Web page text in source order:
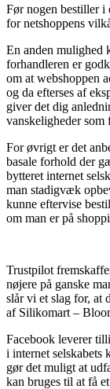
Før nogen bestiller i
for netshoppens
En anden mulighed
forhandleren er
om at webshoppen
og da efterses af
giver det dig
vanskeligheder
For øvrigt er det
basale forhold der
bytteret internet
man stadigvæk
kunne eftervise
om man er på
Trustpilot
nøjere på ganske
slår vi et slag for, at
af Silikomart –
Facebook leverer
i internet selskabets
gør det muligt at
kan bruges til at få